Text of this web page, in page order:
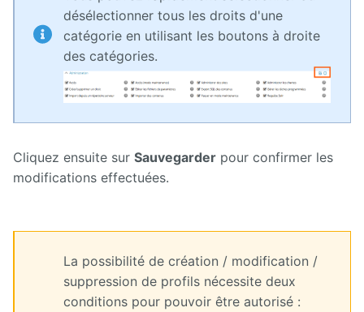
désélectionner tous les droits d'une
catégorie en utilisant les boutons à droite
des catégories.
Cliquez ensuite sur Sauvegarder pour confirmer les
modifications effectuées.
La possibilité de création / modification /
suppression de profils nécessite deux
conditions pour pouvoir être autorisé :